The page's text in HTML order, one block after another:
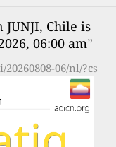
Chile is
06:00 am”
06/nl/?cs